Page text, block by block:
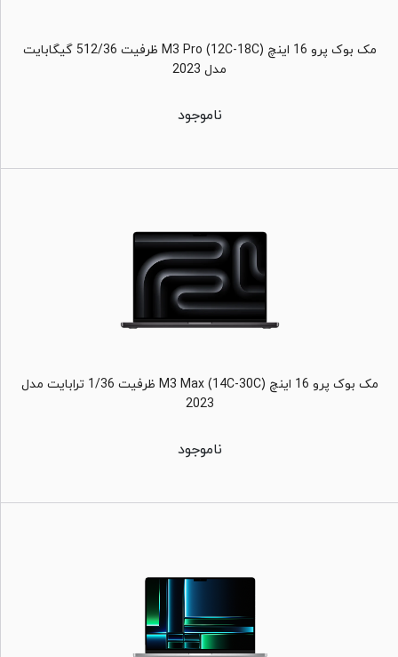
مک بوک پرو 16 اینچ M3 Pro (12C-18C) ظرفیت 512/36 گیگابایت
مدل 2023
ناموجود
مک بوک پرو 16 اینچ M3 Max (14C-30C) ظرفیت 1/36 ترابایت مدل
2023
ناموجود